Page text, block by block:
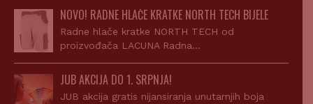
NOVO! RADNE HLAČE KRATKE NORTH TECH BIJELE
Radne hlače kratke NORTH TECH od
proizvođača LACUNA Radna…
JUB AKCIJA DO 1. SRPNJA!
JUB akcija gratis nijansiranja unutarnjih boja